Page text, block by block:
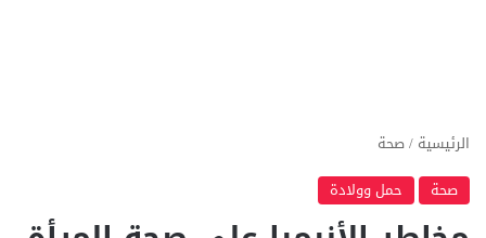
الرئيسية /صحة
صحة
حمل وولادة